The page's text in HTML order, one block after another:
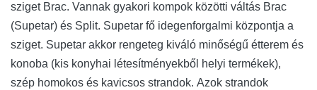
sziget Brac. Vannak gyakori kompok közötti váltás Brac
(Supetar) és Split. Supetar fő idegenforgalmi központja a
sziget. Supetar akkor rengeteg kiváló minőségű étterem és
konoba (kis konyhai létesítményekből helyi termékek),
szép homokos és kavicsos strandok. Azok strandok